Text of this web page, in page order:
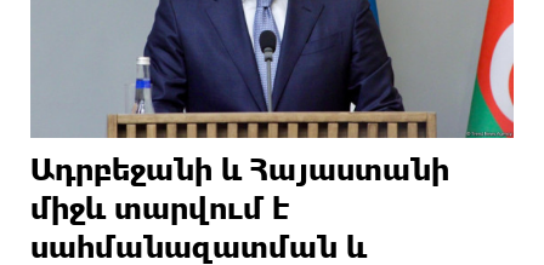
Ադրբեջանի և Հայաստանի
միջև տարվում է
սահմանազատման և